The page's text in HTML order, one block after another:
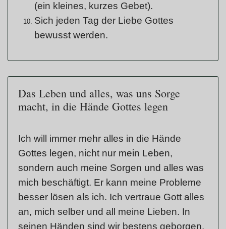
(ein kleines, kurzes Gebet).
Sich jeden Tag der Liebe Gottes
bewusst werden.
Das Leben und alles, was uns Sorge
macht, in die Hände Gottes legen
Ich will immer mehr alles in die Hände
Gottes legen, nicht nur mein Leben,
sondern auch meine Sorgen und alles was
mich beschäftigt. Er kann meine Probleme
besser lösen als ich. Ich vertraue Gott alles
an, mich selber und all meine Lieben. In
seinen Händen sind wir bestens geborgen.